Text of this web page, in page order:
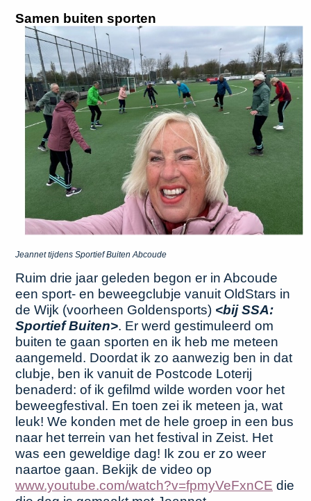
Samen buiten sporten
Jeannet tijdens Sportief Buiten Abcoude
Ruim drie jaar geleden begon er in Abcoude
een sport- en beweegclubje vanuit OldStars in
de Wijk (voorheen Goldensports) <bij SSA:
Sportief Buiten>. Er werd gestimuleerd om
buiten te gaan sporten en ik heb me meteen
aangemeld. Doordat ik zo aanwezig ben in dat
clubje, ben ik vanuit de Postcode Loterij
benaderd: of ik gefilmd wilde worden voor het
beweegfestival. En toen zei ik meteen ja, wat
leuk! We konden met de hele groep in een bus
naar het terrein van het festival in Zeist. Het
was een geweldige dag! Ik zou er zo weer
naartoe gaan. Bekijk de video op
www.youtube.com/watch?v=fpmyVeFxnCE die